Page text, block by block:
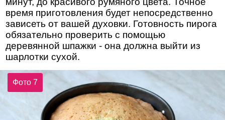
время приготовления будет непосредственно
зависеть от вашей духовки. Готовность пирога
обязательно проверить с помощью
деревянной шпажки - она должна выйти из
шарлотки сухой.
Фото 7